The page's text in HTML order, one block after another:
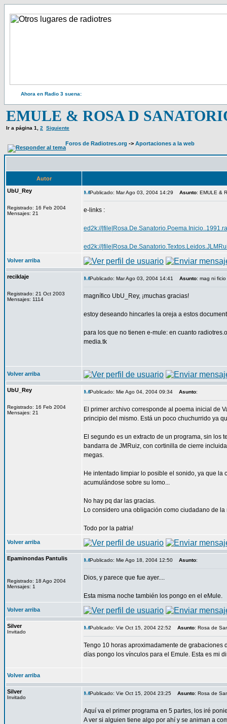
Ahora en Radio 3 suena:
EMULE & ROSA D
Ir a página 1 2 Siguiente
Foros de Radiotres.org -> Aportaciones a la web
Autor
UbU_Rey
Registrado: 16 Feb 2004
Mensajes: 21
Publicado: Mar Ago 03, 2004 14:29 Asunto: EMULE &
e-links :
ed2k://
ed2k://
Volver arriba
reciklaje
Registrado: 21 Oct 2003
Mensajes: 1114
Publicado: Mar Ago 03, 2004 14:41 Asunto: mag ni ficio
magnífico UbU_Rey, ¡muchas gracias!
estoy deseando hincarles la oreja a estos
para los que no tienen e-mule: en cuanto
media.tk
Volver arriba
UbU_Rey
Registrado: 16 Feb 2004
Mensajes: 21
Publicado: Mie Ago 04, 2004 09:34 Asunto:
El primer archivo corresponde al poema inicial de
principio del mismo. Está un poco chuchurrido ya
El segundo es un extracto de un programa, sin los
bandarra de JMRuiz, con cortinilla de cierre
megas.
He intentado limpiar lo posible el sonido, ya que
acumulándose sobre su lomo...
No hay pq dar las gracias.
Lo considero una obligación como ciudadano de
Todo por la patria!
Volver arriba
Epaminondas Pantulis
Registrado: 18 Ago 2004
Mensajes: 1
Publicado: Mie Ago 18, 2004 12:50 Asunto:
Dios, y parece que fue ayer....
Esta misma noche también los pongo en el eMule.
Volver arriba
Silver
Invitado
Publicado: Vie Oct 15, 2004 22:52 Asunto: Rosa de
Tengo 10 horas aproximadamente de grabaciones
días pongo los vínculos para el Emule. Esta es mi
Volver arriba
Silver
Invitado
Publicado: Vie Oct 15, 2004 23:25 Asunto: Rosa de
Aquí va el primer programa en 5 partes, los iré
A ver si alguien tiene algo por ahí y se animan a